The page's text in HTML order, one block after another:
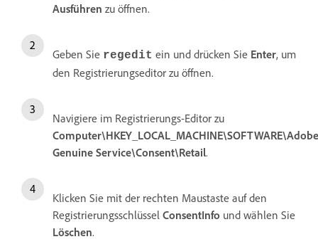
Ausführen zu öffnen.
Geben Sie regedit ein und drücken Sie Enter, um
den Registrierungseditor zu öffnen.
Navigiere im Registrierungs-Editor zu
Genuine Service\Consent\Retail.
Klicken Sie mit der rechten Maustaste auf den
Registrierungsschlüssel ConsentInfo und wählen Sie
Löschen.